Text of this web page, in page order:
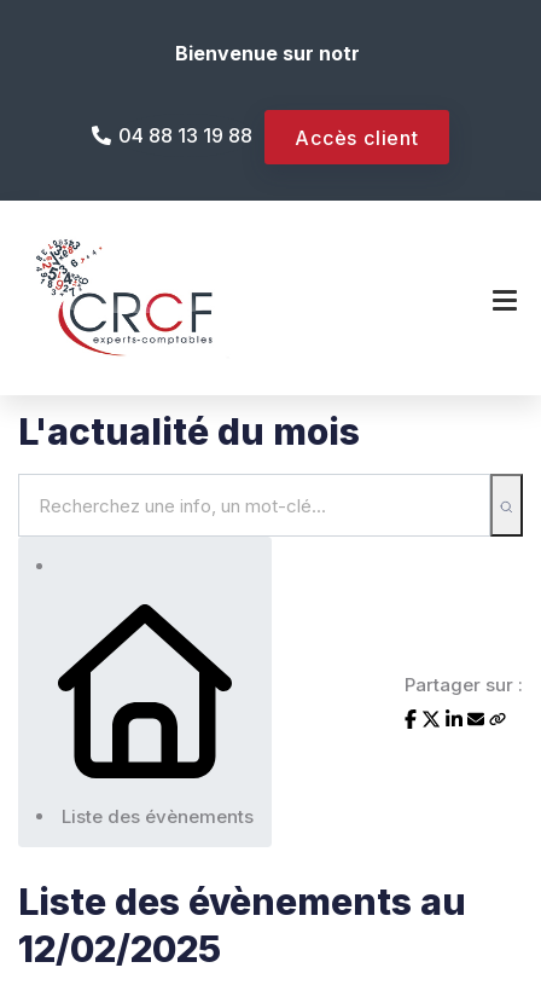
Bienvenue sur notre site internet !
04 88 13 19 88 Accès client
L'actualité du mois
Liste des évènements
Partager sur :
Liste des évènements au
12/02/2025